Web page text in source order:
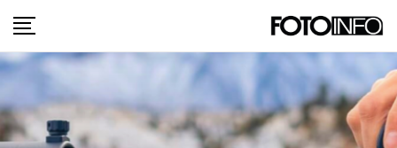
to
content